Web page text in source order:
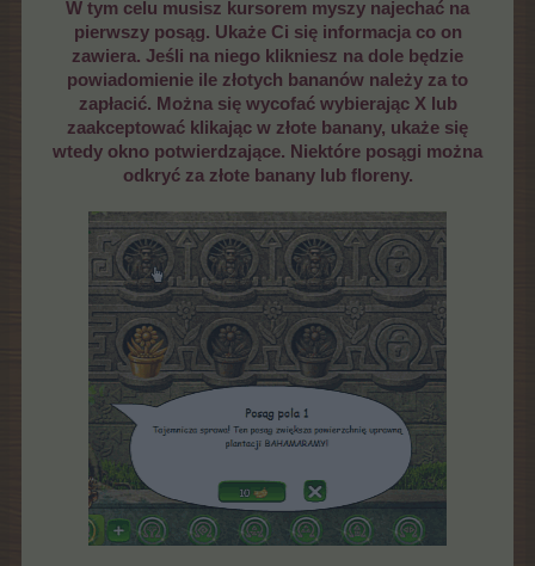
W tym celu musisz kursorem myszy najechać na
pierwszy posąg. Ukaże Ci się informacja co on
zawiera. Jeśli na niego klikniesz na dole będzie
powiadomienie ile złotych bananów należy za to
zapłacić. Można się wycofać wybierając X lub
zaakceptować klikając w złote banany, ukaże się
wtedy okno potwierdzające. Niektóre posągi można
odkryć za złote banany lub floreny.